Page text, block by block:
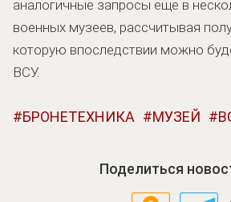
аналогичные запросы еще в
военных музеев, рассчитывая
которую впоследствии можно
ВСУ.
БРОНЕТЕХНИКА МУЗЕЙ
Поделиться